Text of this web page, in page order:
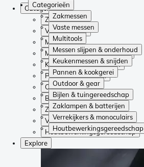
Categorieën
Zakmessen
Vaste messen
Multitools
Messen slijpen & onderhoud
Keukenmessen & snijden
Pannen & kookgerei
Outdoor & gear
Bijlen & tuingereedschap
Zaklampen & batterijen
Verrekijkers & monoculairs
Houtbewerkingsgereedschap
Categorieën
Zakmessen
Vaste messen
Multitools
Messen slijpen & onderhoud
Keukenmessen & snijden
Pannen & kookgerei
Outdoor & gear
Bijlen & tuingereedschap
Zaklampen & batterijen
Verrekijkers & monoculairs
Houtbewerkingsgereedschap
Explore